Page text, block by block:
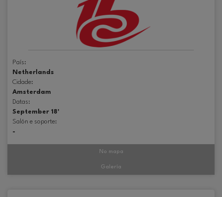
País:
Netherlands
Cidade:
Amsterdam
Datas:
September 18'
Salón e soporte:
-
No mapa
Galería